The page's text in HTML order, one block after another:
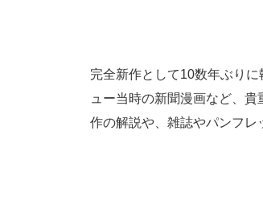
完全新作として10数年ぶり
ュー当時の新聞漫画など、
作の解説や、雑誌やパンフレ